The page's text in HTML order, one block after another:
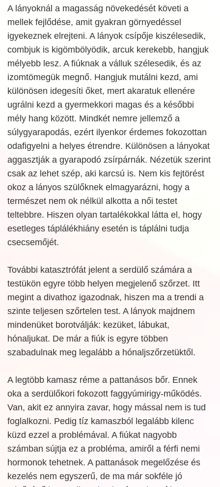
A lányoknál a magasság növekedését követi a
mellek fejlődése, amit gyakran görnyedéssel
igyekeznek elrejteni. A lányok csípője kiszélesedik,
combjuk is kigömbölyödik, arcuk kerekebb, hangjuk
mélyebb lesz. A fiúknak a válluk szélesedik, és az
izomtömegük megnő. Hangjuk mutálni kezd, ami
különösen idegesíti őket, mert akaratuk ellenére
ugrálni kezd a gyermekkori magas és a későbbi
mély hang között. Mindkét nemre jellemző a
súlygyarapodás, ezért ilyenkor érdemes fokozottan
odafigyelni a helyes étrendre. Különösen a lányokat
aggasztják a gyarapodó zsírpárnák. Nézetük szerint
csak az lehet szép, aki karcsú is. Nem kis fejtörést
okoz a lányos szülőknek elmagyarázni, hogy a
természet nem ok nélkül alkotta a női testet
teltebbre. Hiszen olyan tartalékokkal látta el, hogy
esetleges táplálékhiány esetén is táplálni tudja
csecsemőjét.
További katasztrófát jelent a serdülő számára a
testükön egyre több helyen megjelenő szőrzet. Itt
megint a divathoz igazodnak, hiszen ma a trendi a
szinte teljesen szőrtelen test. A lányok majdnem
mindenüket borotválják: kezüket, lábukat,
hónaljukat. De már a fiúk is egyre többen
szabadulnak meg legalább a hónaljszőrzetüktől.
A legtöbb kamasz réme a pattanásos bőr. Ennek
oka a serdülőkori fokozott faggyúmirigy-működés.
Van, akit ez annyira zavar, hogy mással nem is tud
foglalkozni. Pedig tíz kamaszból legalább kilenc
küzd ezzel a problémával. A fiúkat nagyobb
számban sújtja ez a probléma, amiről a férfi nemi
hormonok tehetnek. A pattanások megelőzése és
kezelés nem egyszerű, de ma már sokféle jó